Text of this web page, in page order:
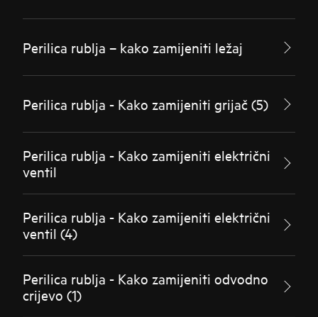
Perilica rublja – kako zamijeniti ležaj
Perilica rublja - Kako zamijeniti grijač (5)
Perilica rublja - Kako zamijeniti električni
ventil
Perilica rublja - Kako zamijeniti električni
ventil (4)
Perilica rublja - Kako zamijeniti odvodno
crijevo (1)